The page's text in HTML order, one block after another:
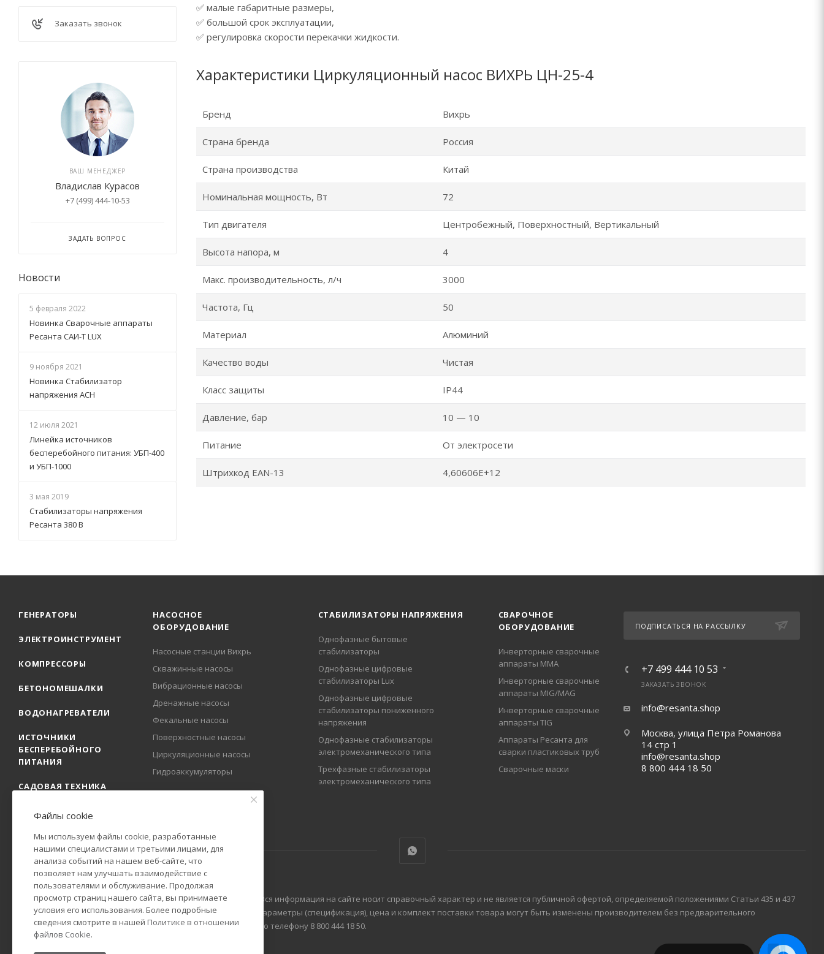
✅ малые габаритные размеры,
✅ большой срок эксплуатации,
✅ регулировка скорости перекачки жидкости.
Характеристики Циркуляционный насос ВИХРЬ ЦН-25-4
Бренд Вихрь
Страна бренда Россия
Страна производства Китай
Номинальная мощность, Вт 72
Тип двигателя Центробежный, Поверхностный, Вертикальный
Высота напора, м 4
Макс. производительность, л/ч 3000
Частота, Гц 50
Материал Алюминий
Качество воды Чистая
Класс защиты IP44
Давление, бар 10 — 10
Питание От электросети
Штрихкод EAN-13 4,60606E+12
Заказать звонок
ВАШ МЕНЕДЖЕР
Владислав Курасов
+7 (499) 444-10-53
ЗАДАТЬ ВОПРОС
Новости
5 февраля 2022
Новинка Сварочные аппараты
Ресанта САИ-Т LUX
9 ноября 2021
Новинка Стабилизатор
напряжения АСН
12 июля 2021
Линейка источников
бесперебойного питания: УБП-400
и УБП-1000
3 мая 2019
Стабилизаторы напряжения
Ресанта 380 В
ГЕНЕРАТОРЫ
ЭЛЕКТРОИНСТРУМЕНТ
КОМПРЕССОРЫ
БЕТОНОМЕШАЛКИ
ВОДОНАГРЕВАТЕЛИ
ИСТОЧНИКИ
БЕСПЕРЕБОЙНОГО
ПИТАНИЯ
САДОВАЯ ТЕХНИКА
НАСОСНОЕ
ОБОРУДОВАНИЕ
Насосные станции Вихрь
Скважинные насосы
Вибрационные насосы
Дренажные насосы
Фекальные насосы
Поверхностные насосы
Циркуляционные насосы
Гидроаккумуляторы
СТАБИЛИЗАТОРЫ НАПРЯЖЕНИЯ
Однофазные бытовые
стабилизаторы
Однофазные цифровые
стабилизаторы Lux
Однофазные цифровые
стабилизаторы пониженного
напряжения
Однофазные стабилизаторы
электромеханического типа
Трехфазные стабилизаторы
электромеханического типа
СВАРОЧНОЕ
ОБОРУДОВАНИЕ
Инверторные сварочные
аппараты ММА
Инверторные сварочные
аппараты MIG/MAG
Инверторные сварочные
аппараты TIG
Аппараты Ресанта для
сварки пластиковых труб
Сварочные маски
ПОДПИСАТЬСЯ НА РАССЫЛКУ
+7 499 444 10 53
ЗАКАЗАТЬ ЗВОНОК
info@resanta.shop
Москва, улица Петра Романова
14 стр 1
info@resanta.shop
8 800 444 18 50
2009-2025 © Официальный представитель РЕСАНТА в России. Вся информация на сайте носит справочный характер и не является публичной офертой, определяемой положениями Статьи 435 и 437
Гражданского кодекса Российской Федерации. Технические параметры (спецификация), цена и комплект поставки товара могут быть изменены производителем без предварительного
уведомления. Уточняйте информацию у наших менеджеров по телефону 8 800 444 18 50.
Файлы cookie
Мы используем файлы cookie, разработанные
нашими специалистами и третьими лицами, для
анализа событий на нашем веб-сайте, что
позволяет нам улучшать взаимодействие с
пользователями и обслуживание. Продолжая
просмотр страниц нашего сайта, вы принимаете
условия его использования. Более подробные
сведения смотрите в нашей Политике в отношении
файлов Cookie.